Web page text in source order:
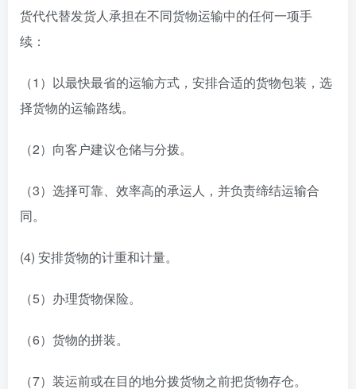
货代代替发货人承担在不同货物运输中的任何一项手
续：
（1）以最快最省的运输方式，安排合适的货物包装，选
择货物的运输路线。
（2）向客户建议仓储与分拨。
（3）选择可靠、效率高的承运人，并负责缔结运输合
同。
(4) 安排货物的计重和计量。
（5）办理货物保险。
（6）货物的拼装。
（7）装运前或在目的地分拨货物之前把货物存仓。